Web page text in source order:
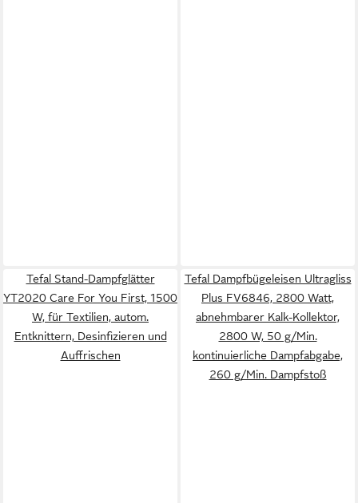
Tefal Stand-Dampfglätter
YT2020 Care For You First, 1500
W, für Textilien, autom.
Entknittern, Desinfizieren und
Auffrischen
Tefal Dampfbügeleisen Ultragliss
Plus FV6846, 2800 Watt,
abnehmbarer Kalk-Kollektor,
2800 W, 50 g/Min.
kontinuierliche Dampfabgabe,
260 g/Min. Dampfstoß